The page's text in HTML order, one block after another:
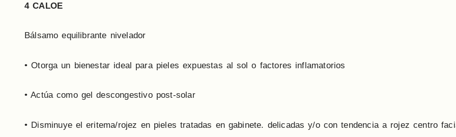
4CALOE
Bálsamo equilibrante nivelador
• Otorga un bienestar ideal para pieles expuestas al sol o factores inflamatorios
• Actúa como gel descongestivo post-solar
• Disminuye el eritema/rojez en pieles tratadas en gabinete. delicadas y/o con tendencia a rojez centro